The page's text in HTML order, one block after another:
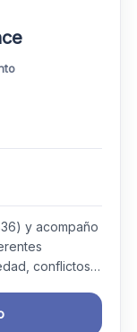
y acompaño
conflictos…